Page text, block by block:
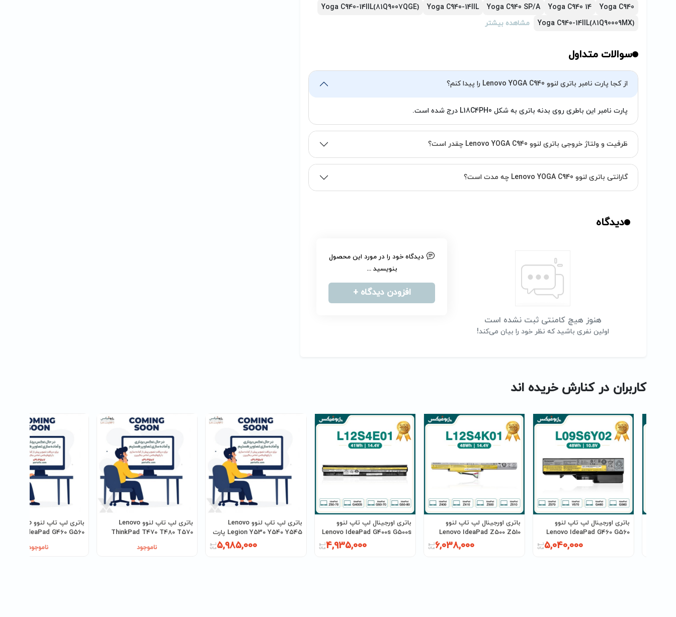
Yoga C940
Yoga C940 14
Yoga C940 SP/A
Yoga C940-14IIL
Yoga C940-14IIL(81Q9007QGE)
Yoga C940-14IIL(81Q90009MX)
مشاهده بیشتر
سوالات متداول
از کجا پارت نامبر باتری لنوو Lenovo YOGA C940 را پیدا کنم؟
پارت نامبر این باطری روی بدنه باتری به شکل L18C4PH0 درج شده است.
ظرفیت و ولتاژ خروجی باتری لنوو Lenovo YOGA C940 چقدر است؟
گارانتی باتری لنوو Lenovo YOGA C940 چه مدت است؟
دیدگاه
هنوز هیچ کامنتی ثبت نشده است
اولین نفری باشید که نظر خود را بیان می‌کند!
دیدگاه خود را در مورد این محصول
بنویسید ...
افزودن دیدگاه +
کاربران در کنارش خریده اند
باتری اورجینال لپ تاپ لنوو
Lenovo IdeaPad G460 G560
5,040,000
باتری اورجینال لپ تاپ لنوو
Lenovo IdeaPad Z500 Z510
6,038,000
باتری اورجینال لپ تاپ لنوو
Lenovo IdeaPad G400s G500s
4,935,000
باتری لپ تاپ لنوو Lenovo
Legion Y530 Y540 Y545 پارت
5,985,000
باتری لپ تاپ لنوو Lenovo
ThinkPad T470 T480 T570
ناموجود
باتری لپ تاپ لنوو Lenovo
ناموجود